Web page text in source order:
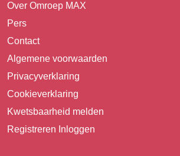
Over Omroep MAX
Pers
Contact
Algemene voorwaarden
Privacyverklaring
Cookieverklaring
Kwetsbaarheid melden
Registreren Inloggen